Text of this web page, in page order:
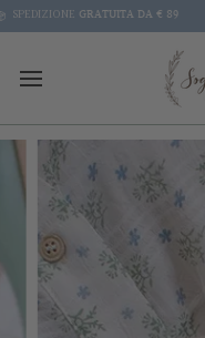
Skip
to
GRATUITA DA € 89